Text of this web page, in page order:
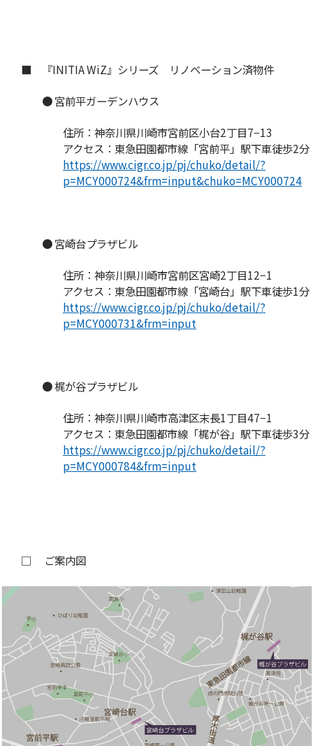
■ 『INITIA WiZ』シリーズ リノベーション済物件
● 宮前平ガーデンハウス
住所：神奈川県川崎市宮前区小台2丁目7−13
アクセス：東急田園都市線「宮前平」駅下車徒歩2分
https://www.cigr.co.jp/pj/chuko/detail/?
p=MCY000724&frm=input&chuko=MCY000724
● 宮崎台プラザビル
住所：神奈川県川崎市宮前区宮崎2丁目12−1
アクセス：東急田園都市線「宮崎台」駅下車徒歩1分
https://www.cigr.co.jp/pj/chuko/detail/?
p=MCY000731&frm=input
● 梶が谷プラザビル
住所：神奈川県川崎市高津区末長1丁目47−1
アクセス：東急田園都市線「梶が谷」駅下車徒歩3分
https://www.cigr.co.jp/pj/chuko/detail/?
p=MCY000784&frm=input
□ ご案内図